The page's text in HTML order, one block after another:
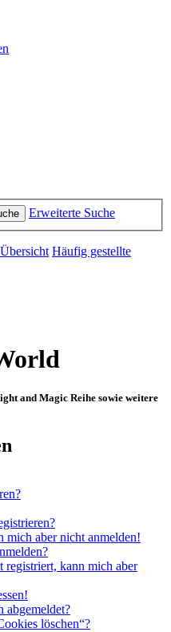
Erweiterte Suche
Häufig gestellte
and Magic Reihe sowie weitere
mich aber nicht anmelden!
kann mich aber
abgemeldet?
löschen“?